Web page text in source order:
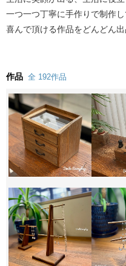
一つ一つ丁寧に手作りで制作し
喜んで頂ける作品をどんどん
作品 全 192作品